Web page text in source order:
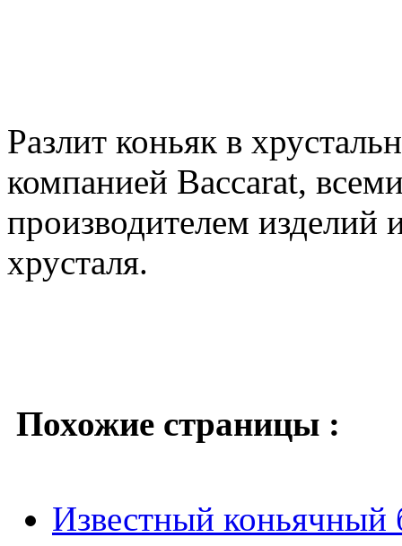
Разлит коньяк в
компанией Baccarat,
производителем изделий
хрусталя.
Похожие страницы :
Известный коньячный